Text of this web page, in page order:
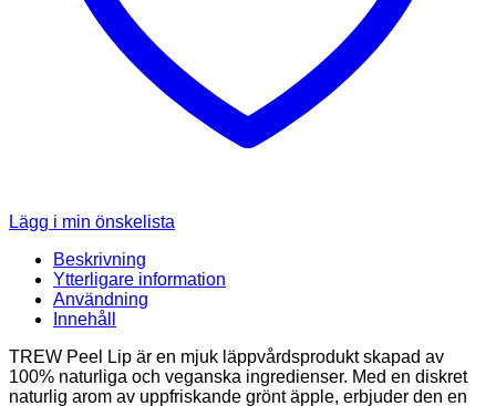
Lägg i min önskelista
Beskrivning
Ytterligare information
Användning
Innehåll
TREW Peel Lip är en mjuk läppvårdsprodukt skapad av
100% naturliga och veganska ingredienser. Med en diskret
naturlig arom av uppfriskande grönt äpple, erbjuder den en